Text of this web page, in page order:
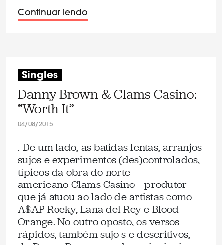
Continuar lendo
Singles
Danny Brown & Clams Casino:
“Worth It”
04/08/2015
. De um lado, as batidas lentas, arranjos
sujos e experimentos (des)controlados,
típicos da obra do norte-
americano Clams Casino – produtor
que já atuou ao lado de artistas como
A$AP Rocky, Lana del Rey e Blood
Orange. No outro oposto, os versos
rápidos, também sujo s e descritivos,